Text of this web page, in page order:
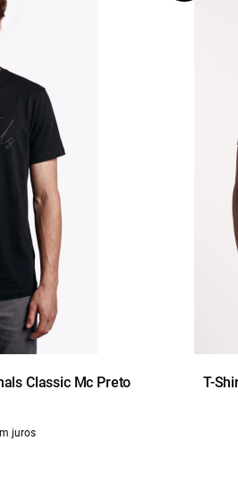
Classic Mc Preto
juros
T-